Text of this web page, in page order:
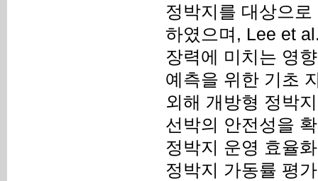
정박지를 대상으
하였으며, Lee et
장력에 미치는 영
예측을 위한 기초
외해 개방형 정박
선박의 안전성을
정박지 운영 효율
정박지 가동률 평